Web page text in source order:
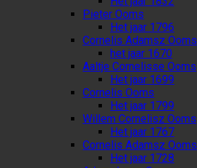
Pieter Ooms
Het jaar 1796
Cornelis Adamsz Ooms
het jaar 1670
Aaltje Cornelisse Ooms
Het jaar 1699
Cornelis Ooms
Het jaar 1799
Willem Cornelisz Ooms
Het jaar 1767
Cornelis Adamsz Ooms
Het jaar 1728